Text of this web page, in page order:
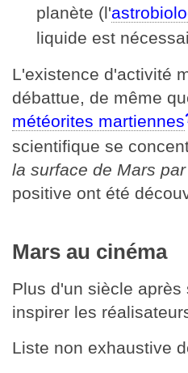
planète (l'
liquide est
L'existence d'activité
débattue, de même
météorites martiennes
scientifique se
la surface de Mars
positive ont été
Mars au cinéma
Plus d'un siècle
inspirer les
Liste non exhaustive